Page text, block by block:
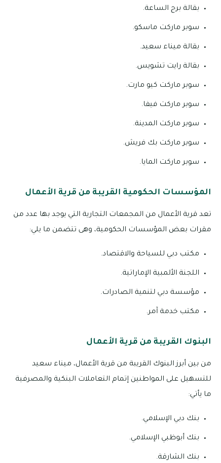
بقالة برج الساعة.
سوبر ماركت ماسكو.
بقالة ميناء سعيد.
بقالة رايت تشويس.
سوبر ماركت كيو مارت.
سوبر ماركت فيفا.
سوبر ماركت المدينة.
سوبر ماركت بك فريش.
سوبر ماركت المايا.
المؤسسات الحكومية القريبة من قرية الأعمال
تعد قرية الأعمال من المجمعات التجارية التي يوجد بها عدد من
مقرات بعض المؤسسات الحكومية، وهى تتضمن ما يلي:
مكتب دبي للسياحة والاقتصاد.
اللجنة الألمبية الإماراتية.
مؤسسة دبي لتنمية الصادرات.
مكتب خدمة آمر.
البنوك القريبة من قرية الأعمال
من بين أبرز البنوك القريبة من قرية الأعمال، ميناء سعيد
للتسهيل على المواطنين إتمام التعاملات البنكية والمصرفية
ما يأتي:
بنك دبي الإسلامي.
بنك أبوظبي الإسلامي.
بنك الشارقة.